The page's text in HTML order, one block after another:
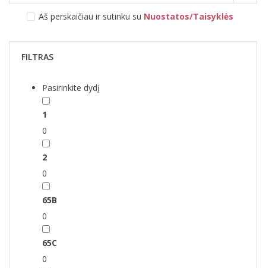
Aš perskaičiau ir sutinku su Nuostatos/Taisyklės
FILTRAS
Pasirinkite dydį
1
0
2
0
65B
0
65C
0